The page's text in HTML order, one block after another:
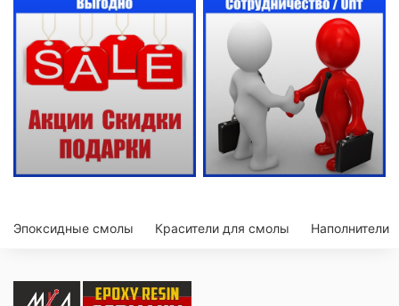
Эпоксидные смолы Красители для смолы Наполнители